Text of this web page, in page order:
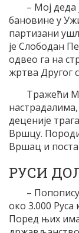
– Мој деда
бановине у
партизани
је Слободан
одвео га на
жртва Другог
Тражећи
деценије
Вршцу.
Вршац и
РУСИ
–
око 3.000 Руса
Поред њих